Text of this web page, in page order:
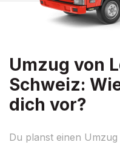
Umzug von
Schweiz:
dich vor?
Du planst einen